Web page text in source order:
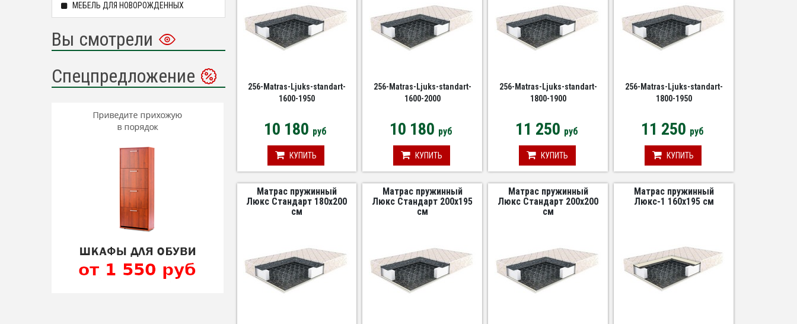
МЕБЕЛЬ ДЛЯ НОВОРОЖДЕННЫХ
Вы смотрели
Спецпредложение
256-Matras-Ljuks-standart-
1600-1950
10 180 руб
КУПИТЬ
256-Matras-Ljuks-standart-
1600-2000
10 180 руб
КУПИТЬ
256-Matras-Ljuks-standart-
1800-1900
11 250 руб
КУПИТЬ
256-Matras-Ljuks-standart-
1800-1950
11 250 руб
КУПИТЬ
Матрас пружинный
Люкс Стандарт 180х200
см
Матрас пружинный
Люкс Стандарт 200х195
см
Матрас пружинный
Люкс Стандарт 200х200
см
Матрас пружинный
Люкс-1 160х195 см